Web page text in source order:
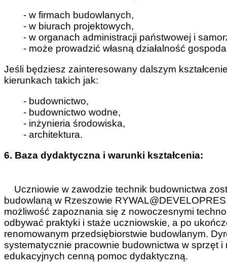
- w firmach budowlanych,
- w biurach projektowych,
- w organach administracji państwowej i
- może prowadzić własną działalność
Jeśli będziesz zainteresowany dalszym
kierunkach takich jak:
- budownictwo,
- budownictwo wodne,
- inżynieria środowiska,
- architektura.
6. Baza dydaktyczna i warunki kształcenia:
Uczniowie w zawodzie technik budownictwa
budowlaną w Rzeszowie
możliwość zapoznania się z nowoczesnymi
odbywać praktyki i staże uczniowskie, a po
renomowanym przedsiębiorstwie budowlanym.
systematycznie pracownie budownictwa w sprzęt
edukacyjnych cenną pomoc dydaktyczną.